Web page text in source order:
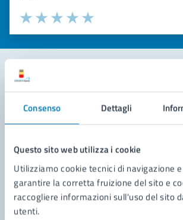
Consenso Dettagli
Questo sito web utilizza i cookie
Utilizziamo cookie tecnici di navigazione
garantire la corretta fruizione del sito e
raccogliere informazioni sull'uso del sito
utenti.
Valuta la chiarezza delle informazioni (da 1 a 5
Seleziona il numero di stelle per
Valuta 5 stelle su 5
Valuta 4 stelle su 5
Valuta 3 stelle su 5
Valuta 2 stelle su 5
Valuta 1 stelle su 5
Leggi le domande frequenti
Richiedi assistenza
Prenota appuntamento
Problemi in città